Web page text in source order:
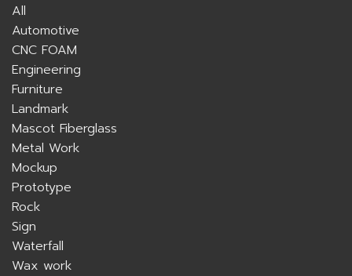
All
Automotive
CNC FOAM
Engineering
Furniture
Landmark
Mascot Fiberglass
Metal Work
Mockup
Prototype
Rock
Sign
Waterfall
Wax work